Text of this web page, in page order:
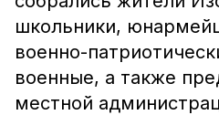
школьники,
военно-
военные, а также
местной